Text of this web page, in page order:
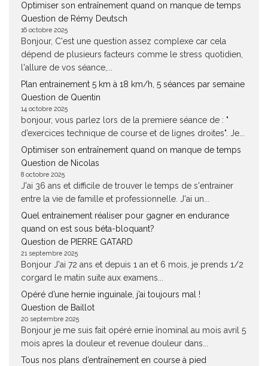
Optimiser son entraînement quand on manque de temps
Question de Rémy Deutsch
16 octobre 2025
Bonjour, C'est une question assez complexe car cela
dépend de plusieurs facteurs comme le stress quotidien,
l'allure de vos séance,...
Plan entrainement 5 km à 18 km/h, 5 séances par semaine
Question de Quentin
14 octobre 2025
bonjour, vous parlez lors de la premiere séance de : "
d’exercices technique de course et de lignes droites". Je...
Optimiser son entraînement quand on manque de temps
Question de Nicolas
8 octobre 2025
J'ai 36 ans et difficile de trouver le temps de s'entrainer
entre la vie de famille et professionnelle. J'ai un...
Quel entrainement réaliser pour gagner en endurance
quand on est sous béta-bloquant?
Question de PIERRE GATARD
21 septembre 2025
Bonjour J'ai 72 ans et depuis 1 an et 6 mois, je prends 1/2
corgard le matin suite aux examens...
Opéré d’une hernie inguinale, j’ai toujours mal !
Question de Baillot
20 septembre 2025
Bonjour je me suis fait opéré ernie înominal au mois avril 5
mois apres la douleur et revenue douleur dans...
Tous nos plans d’entraînement en course à pied